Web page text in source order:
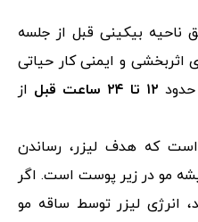
ناحیه بیکینی قبل از جلسه
اثربخشی و ایمنی کار حیاتی
۱۲ تا ۲۴ ساعت قبل
از
که هدف لیزر، رساندن
مو در زیر پوست است. اگر
انرژی لیزر توسط ساقه مو